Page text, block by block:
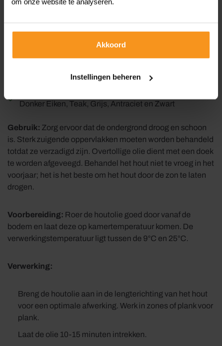
Akkoord
Instellingen beheren
Houdt de houtstructuur zichtbaar
Verkleurt niet
Sneldrogend
Rendement: ongeveer 8 m² per liter
Donker Eiken, Teak, Grijs, Antraciet en Zwart
Gebruik: Zorg ervoor dat de ondergrond droog en schoon
is. Sterk zuigende oppervlakken moeten worden behandeld
totdat ze verzadigd zijn. Overtollige olie dient met een doek
te worden afgeveegd. Behandel het hout niet te vroeg in het
voorjaar; het is het beste om het hout door de zon te laten
drogen.
Voorbereiding: Roer de houtolie goed door vanaf de
bodem en laat deze op kamertemperatuur komen. De
verwerkingstemperatuur ligt tussen de 9°C en 25°C.
Verwerking:
Breng de houtolie aan in de lengterichting van het hout
voor een optimale afwerking. Werk in zones of plank voor
plank.
Laat de olie 10-15 minuten intrekken.